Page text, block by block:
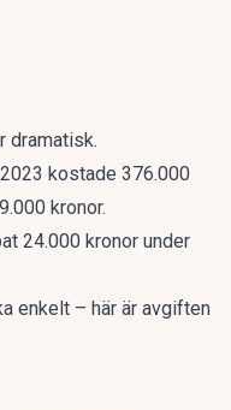
dramatisk.
kostade 376.000
kronor.
24.000 kronor under
enkelt – här är avgiften